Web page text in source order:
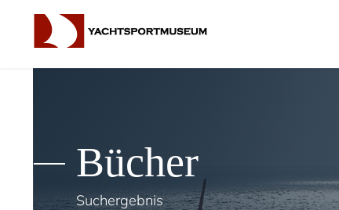
Bücher
Suchergebnis